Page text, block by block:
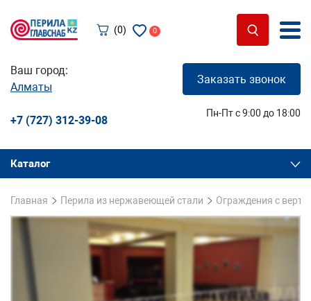
(0) 0
Ваш город:
Алматы
Заказать звонок
+7 (727) 312-39-08
Пн-Пт с 9:00 до 18:00
Каталог
Главная Перила из нержавеющей стали Ограждения с